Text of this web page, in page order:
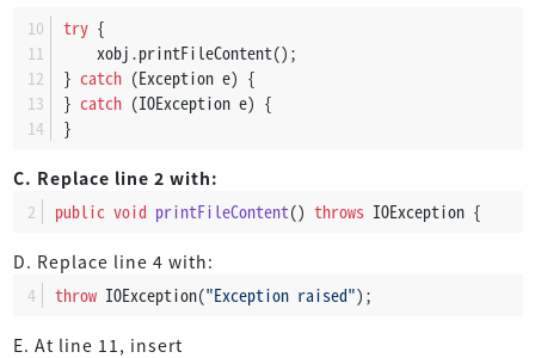
try {
    xobj.printFileContent();
} catch (Exception e) {
} catch (IOException e) {
}
C. Replace line 2 with:
public void printFileContent() throws IOException {
D. Replace line 4 with:
throw IOException("Exception raised");
E. At line 11, insert